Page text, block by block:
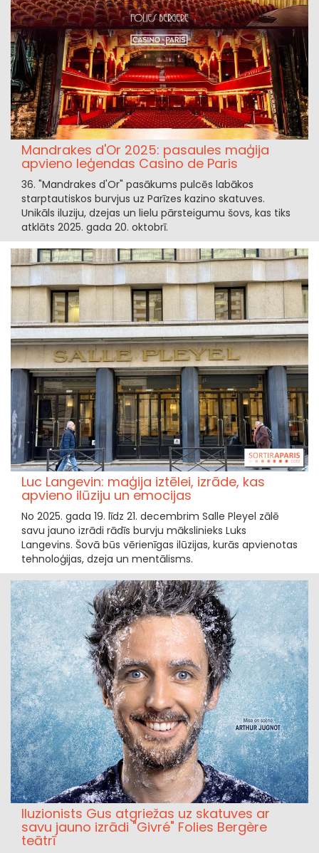
Mandrakes d'Or 2025: pasaules maģija
apvieno leģendas Casino de Paris
36. "Mandrakes d'Or" pasākums pulcēs labākos
starptautiskos burvjus uz Parīzes kazino skatuves.
Unikāls iluziju, dzejas un lielu pārsteigumu šovs, kas tiks
atklāts 2025. gada 20. oktobrī.
Luc Langevin: maģija iztēlei, izrāde, kas
apvieno ilūziju un emocijas
No 2025. gada 19. līdz 21. decembrim Salle Pleyel zālē
savu jauno izrādi rādīs burvju mākslinieks Luks
Langevins. Šovā būs vērienīgas ilūzijas, kurās apvienotas
tehnoloģijas, dzeja un mentālisms.
Iluzionists Gus atgriežas uz skatuves ar
savu jauno izrādi "Givré" Folies Bergère
teātrī